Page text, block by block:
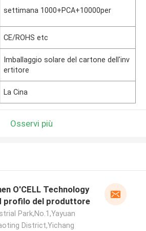
settimana 1000+PCA+10000per
CE/ROHS etc
Imballaggio solare del cartone dell'inv
ertitore
La Cina
Osservi più
O'CELL Technology
profilo del produttore
Park,No.1,Yayuan
District,Yichang